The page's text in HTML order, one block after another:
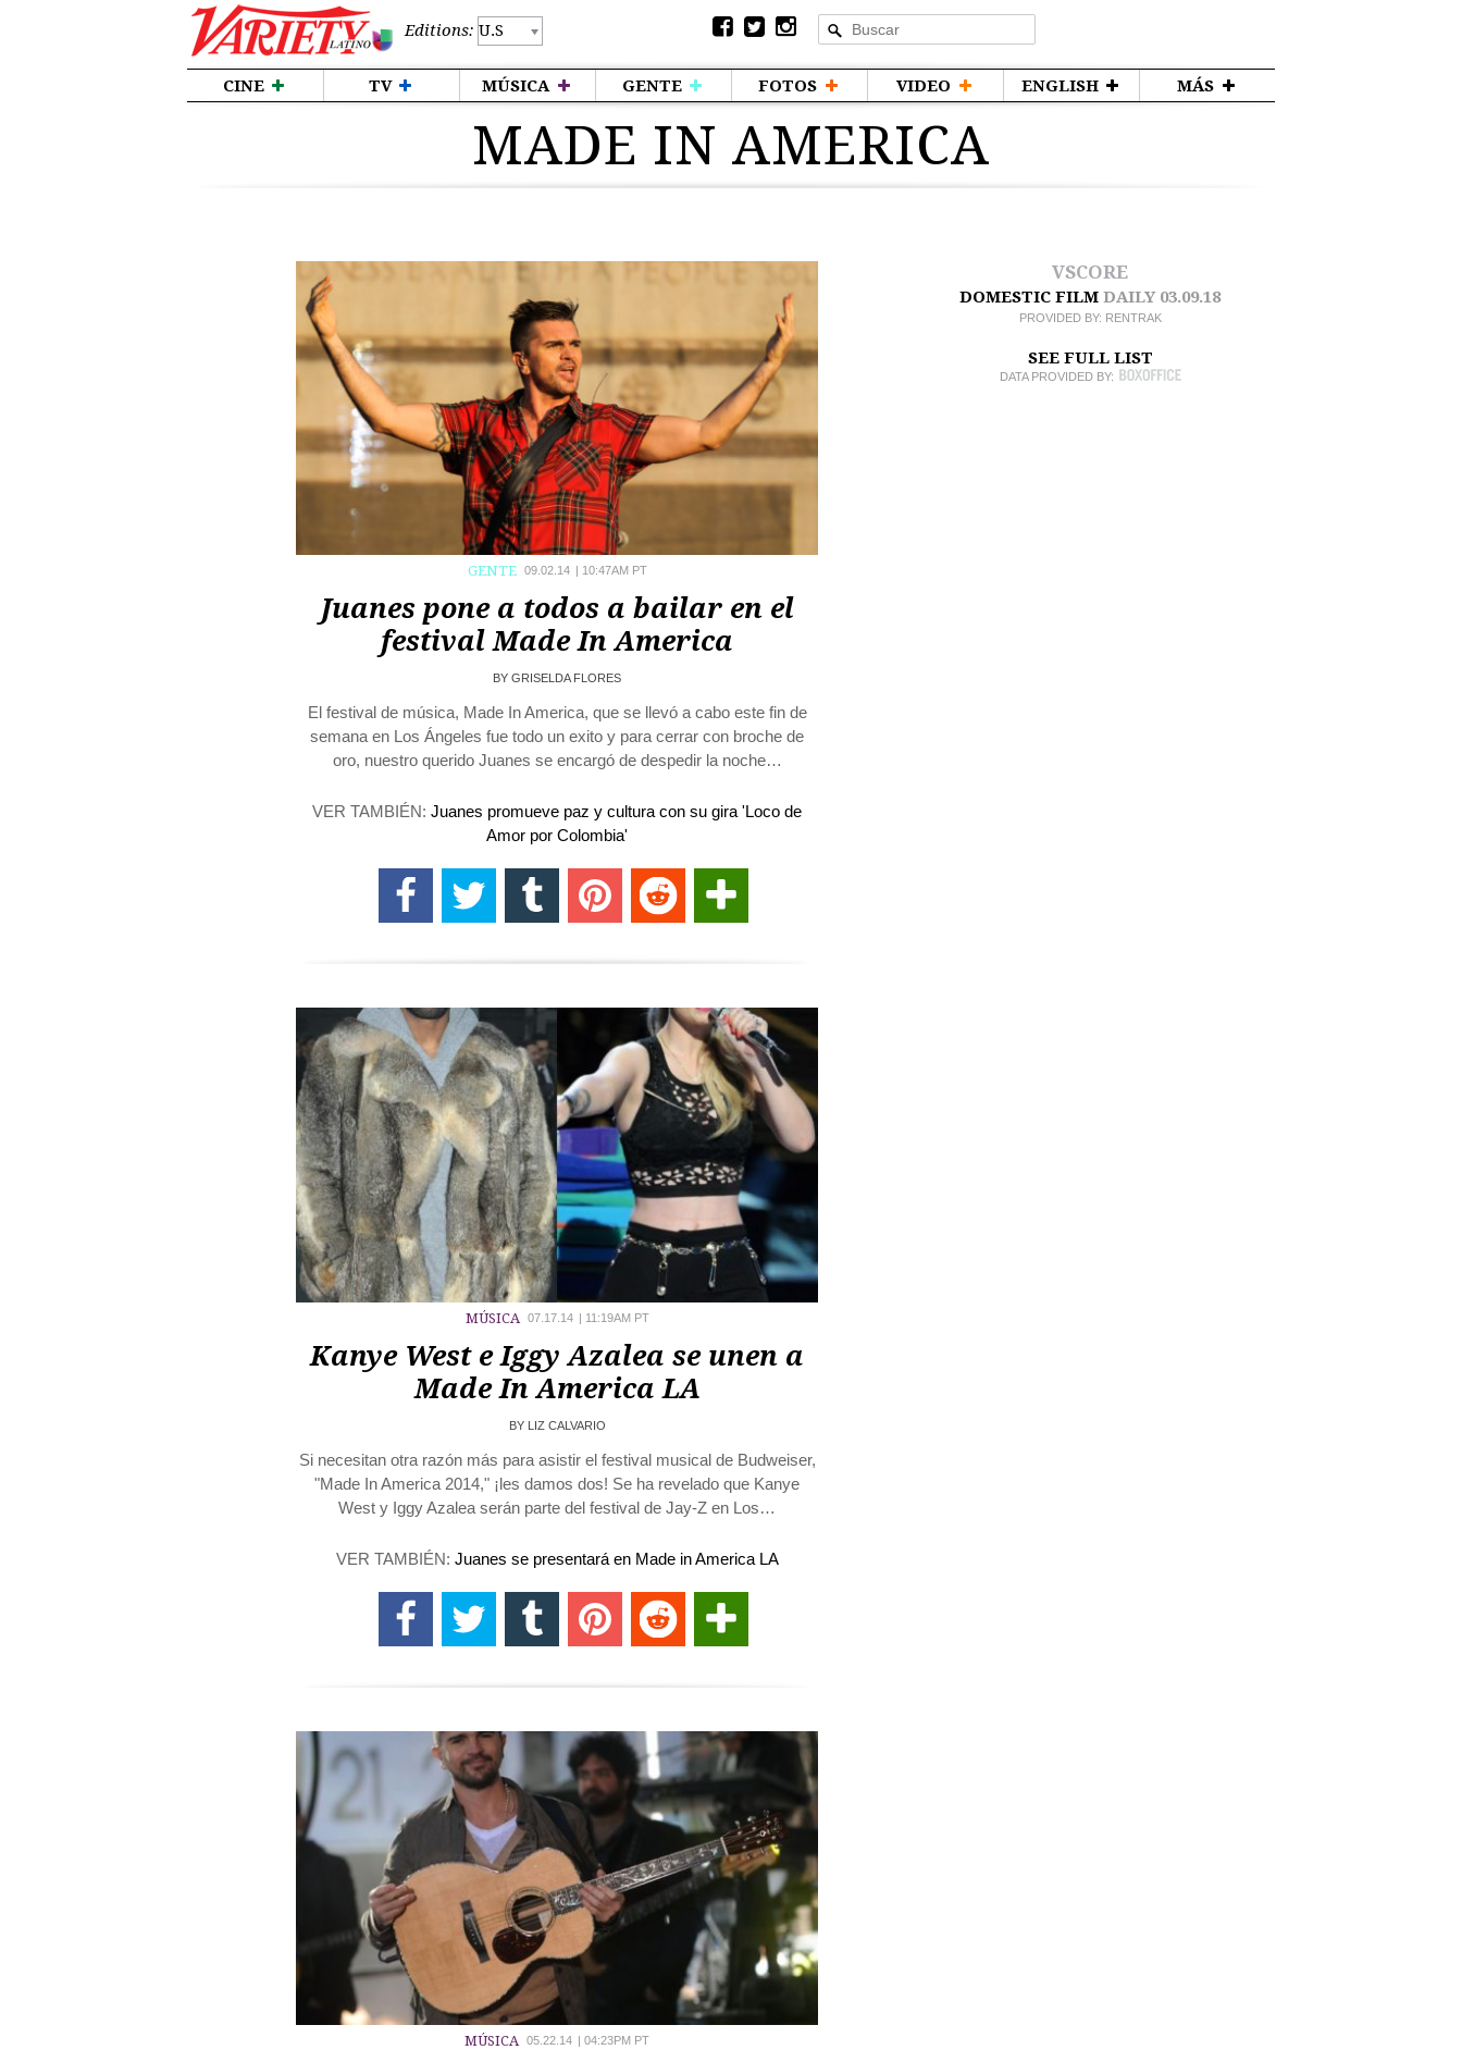
Editions:
CINE TV MÚSICA GENTE FOTOS VIDEO ENGLISH MÁS
MADE IN AMERICA
GENTE 09.02.14 10:47AM PT
Juanes pone a todos a bailar en el
festival Made In America
BY GRISELDA FLORES
El festival de música, Made In America, que se llevó a cabo este fin de
semana en Los Ángeles fue todo un exito y para cerrar con broche de
oro, nuestro querido Juanes se encargó de despedir la noche…
VER TAMBIÉN: Juanes promueve paz y cultura con su gira 'Loco de
Amor por Colombia'
MÚSICA 07.17.14 | 11:19AM PT
Kanye West e Iggy Azalea se unen a
Made In America LA
BY LIZ CALVARIO
Si necesitan otra razón más para asistir el festival musical de Budweiser,
"Made In America 2014," ¡les damos dos! Se ha revelado que Kanye
West y Iggy Azalea serán parte del festival de Jay-Z en Los…
VER TAMBIÉN: Juanes se presentará en Made in America LA
MÚSICA 05.22.14 | 04:23PM PT
VSCORE
DOMESTIC FILM DAILY 03.09.18
PROVIDED BY: RENTRAK
SEE FULL LIST
DATA PROVIDED BY: